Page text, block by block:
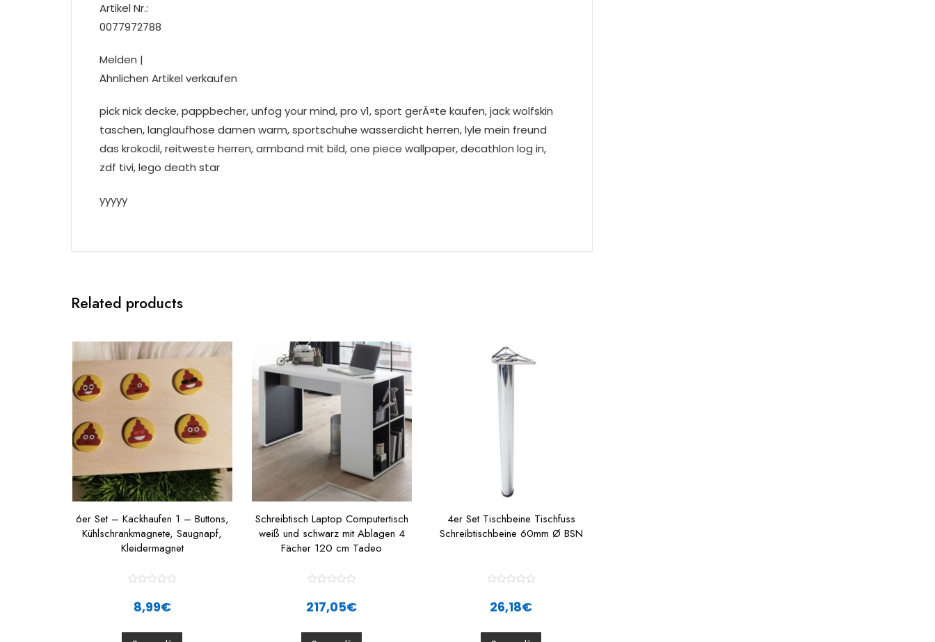
Artikel Nr.:
0077972788
Melden |
Ähnlichen Artikel verkaufen
pick nick decke, pappbecher, unfog your mind, pro v1, sport gerÃ¤te kaufen, jack wolfskin
taschen, langlaufhose damen warm, sportschuhe wasserdicht herren, lyle mein freund
das krokodil, reitweste herren, armband mit bild, one piece wallpaper, decathlon log in,
zdf tivi, lego death star
yyyyy
Related products
6er Set – Kackhaufen 1 – Buttons,
Kühlschrankmagnete, Saugnapf,
Kleidermagnet
0
8,99€
Schreibtisch Laptop Computertisch
weiß und schwarz mit Ablagen 4
Fächer 120 cm Tadeo
t
0
217,05€
4er Set Tischbeine Tischfuss
Schreibtischbeine 60mm Ø BSN
0
26,18€